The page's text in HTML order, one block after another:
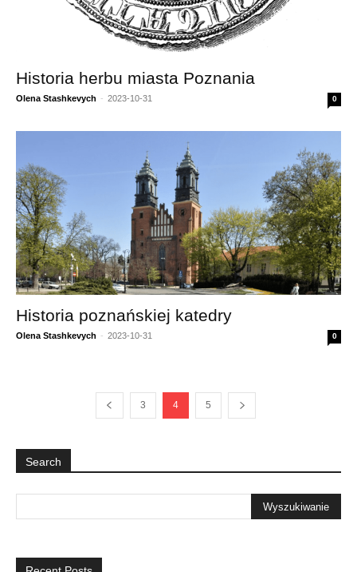
Historia herbu miasta Poznania
Olena Stashkevych - 2023-10-31 0
Historia poznańskiej katedry
Olena Stashkevych - 2023-10-31 0
3 4 5
Search